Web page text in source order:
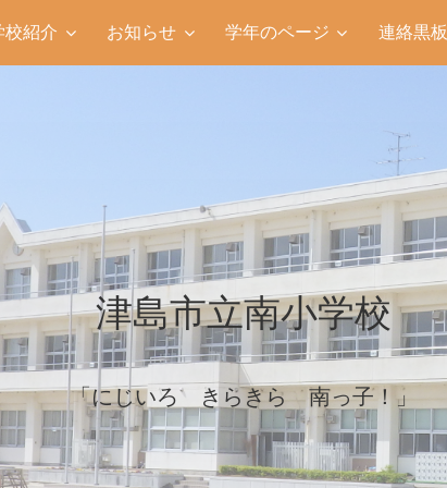
津島市立南小学校
「にじいろ きらきら 南っ子！」
校紹介 お知らせ 学年のページ 連絡黒板